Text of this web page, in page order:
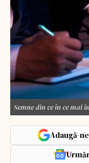
Semne din ce în ce mai
Adaugă-